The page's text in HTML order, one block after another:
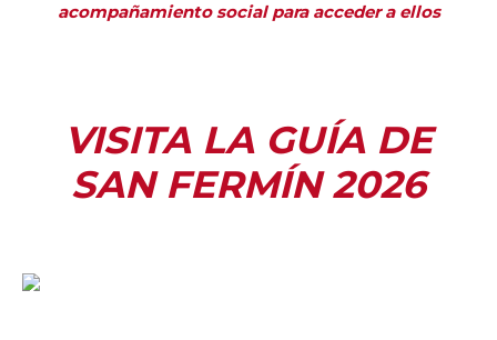
acompañamiento social para acceder a ellos
VISITA LA GUÍA DE
SAN FERMÍN 2026